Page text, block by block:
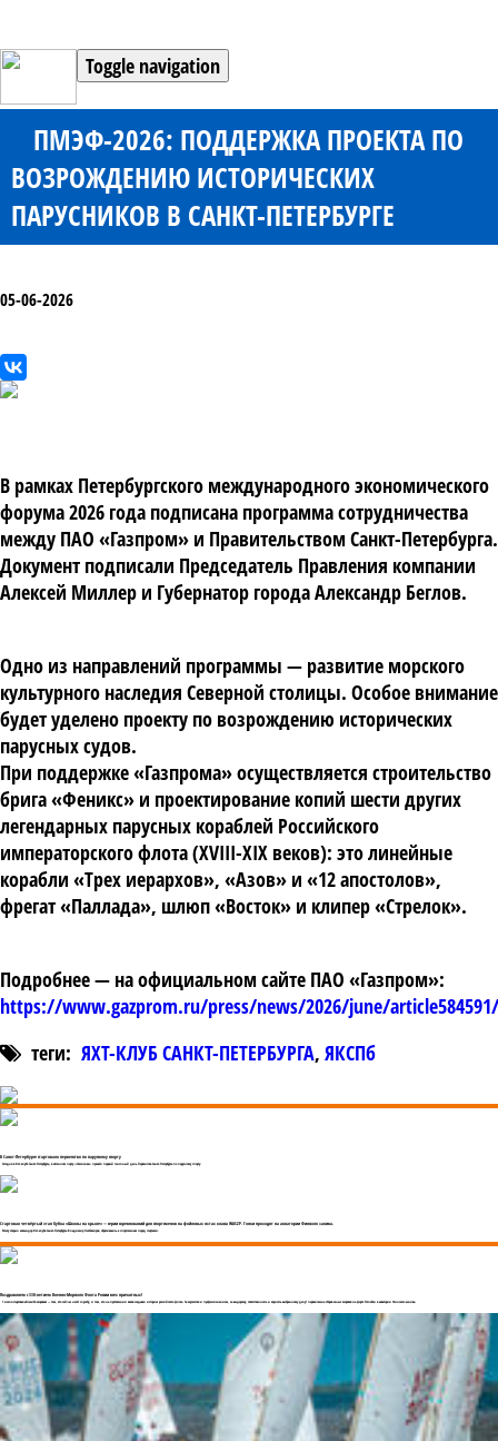
Toggle navigation
ПМЭФ-2026: ПОДДЕРЖКА ПРОЕКТА ПО
ВОЗРОЖДЕНИЮ ИСТОРИЧЕСКИХ
ПАРУСНИКОВ В САНКТ-ПЕТЕРБУРГЕ
05-06-2026
В рамках Петербургского международного экономического
форума 2026 года подписана программа сотрудничества
между ПАО «Газпром» и Правительством Санкт-Петербурга.
Документ подписали Председатель Правления компании
Алексей Миллер и Губернатор города Александр Беглов.
Одно из направлений программы — развитие морского
культурного наследия Северной столицы. Особое внимание
будет уделено проекту по возрождению исторических
парусных судов.
При поддержке «Газпрома» осуществляется строительство
брига «Феникс» и проектирование копий шести других
легендарных парусных кораблей Российского
императорского флота (XVIII-XIX веков): это линейные
корабли «Трех иерархов», «Азов» и «12 апостолов»,
фрегат «Паллада», шлюп «Восток» и клипер «Стрелок».
Подробнее — на официальном сайте ПАО «Газпром»:
https://www.gazprom.ru/press/news/2026/june/article584591/
теги: ЯХТ-КЛУБ САНКТ-ПЕТЕРБУРГА, ЯКСПб
В Санкт-Петербурге стартовало первенство по парусному спорту
Сегодня в Яхт-клубе Санкт-Петербурга, в яхтенном порту «Смоленка» прошёл первый гоночный день Первенства Санкт-Петербурга по парусному спорту.
Стартовал четвёртый этап Кубка «Школы на крыле» — серии соревнований для спортсменов на фойловых яхтах класса WASZP. Гонки проходят на акватории Финского залива.
Регату открыл командор Яхт-клуба Санкт-Петербурга Владимир Любомиров, обратившись к спортсменам перед стартами.
Поздравляем с 330-летием Военно-Морского Флота России всех причастных!
1 июля стартовалаСпасибо морякам — тем, кто сейчас несёт службу, и тем, кто на протяжении веков создавал историю российского флота. За мужество и профессионализм, за выдержку, ответственность и верность выбранному делу! первая смена сборов юных моряков на форте Тотлебен в акватории Финского залива.